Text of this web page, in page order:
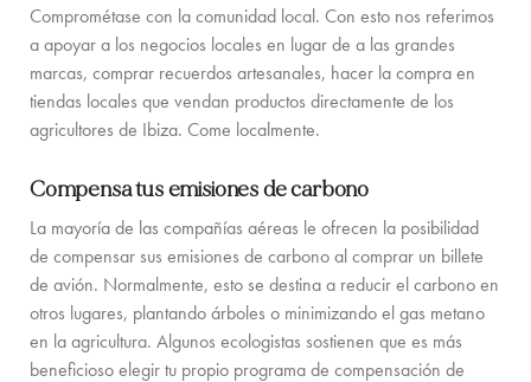
Comprométase con la comunidad local. Con esto nos referimos
a apoyar a los negocios locales en lugar de a las grandes
marcas, comprar recuerdos artesanales, hacer la compra en
tiendas locales que vendan productos directamente de los
agricultores de Ibiza. Come localmente.
Compensa tus emisiones de carbono
La mayoría de las compañías aéreas le ofrecen la posibilidad
de compensar sus emisiones de carbono al comprar un billete
de avión. Normalmente, esto se destina a reducir el carbono en
otros lugares, plantando árboles o minimizando el gas metano
en la agricultura. Algunos ecologistas sostienen que es más
beneficioso elegir tu propio programa de compensación de